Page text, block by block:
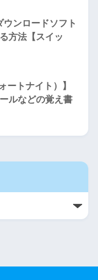
ンロードソフト
方法【スイッ
ートナイト）】
ルなどの覚え書